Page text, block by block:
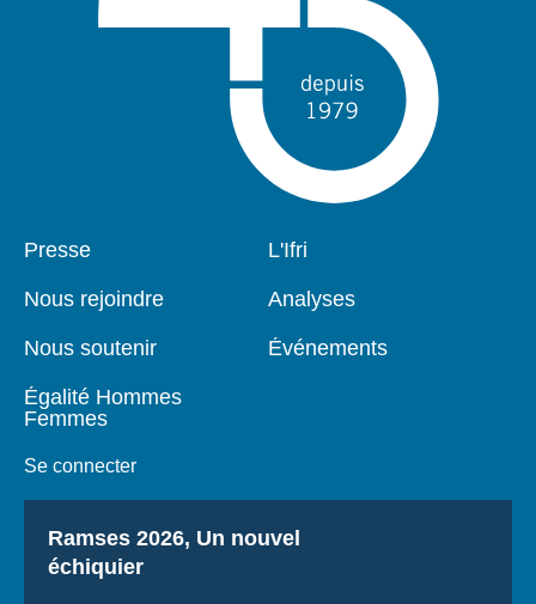
Pied
Presse
Nous rejoindre
Nous soutenir
Égalité Hommes
Femmes
Se connecter
Navigation
L'Ifri
Analyses
Événements
Titre
Ramses 2026, Un nouvel
échiquier